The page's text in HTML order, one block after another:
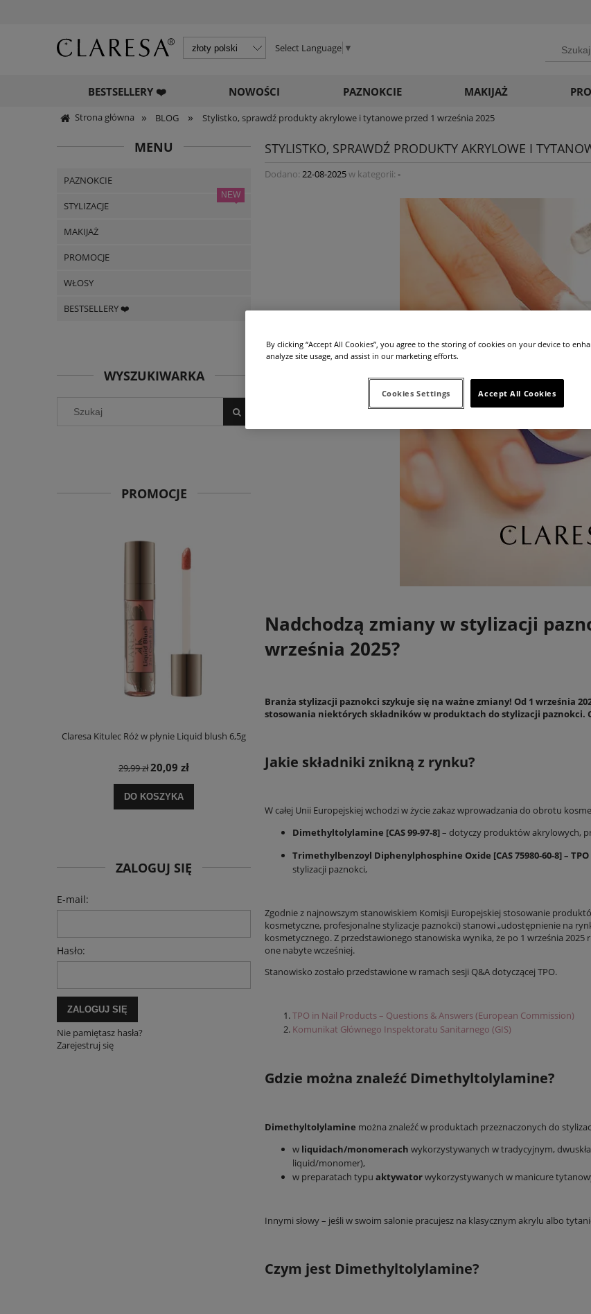
Select Language ▼
BESTSELLERY ❤️ NOWOŚCI PAZNOKCIE MAKIJAŻ
Strona główna » BLOG » Stylistko, sprawdź produkty akrylowe i tytanowe przed 1 września 2025
MENU
PAZNOKCIE
STYLIZACJE
MAKIJAŻ
PROMOCJE
WŁOSY
BESTSELLERY ❤️
WYSZUKIWARKA
PROMOCJE
Claresa Kitulec Róż w płynie Liquid blush 6,5g
29,99 zł20,09 zł
DO KOSZYKA
44,99 zł9,90 zł
ZALOGUJ SIĘ
E-mail:
Hasło:
ZALOGUJ SIĘ
Nie pamiętasz hasła?
Zarejestruj się
STYLISTKO, SPRAWDŹ PRODUKTY AKRYLOWE I
Dodano: 22-08-2025w kategorii: -
Nadchodzą zmiany w stylizacji
września 2025?
Branża stylizacji paznokci szykuje się na ważne zmiany! Od 1 września
stosowania niektórych składników w produktach do stylizacji
Jakie składniki znikną z rynku?
W całej Unii Europejskiej wchodzi w życie zakaz wprowadzania do obrotu
Dimethyltolylamine [CAS 99-97-8]– dotyczy produktów akrylowych,
Trimethylbenzoyl Diphenylphosphine Oxide [CAS 75980-60-8] – TPO
stylizacji paznokci,
Zgodnie z najnowszym stanowiskiem Komisji Europejskiej stosowanie
kosmetyczne, profesjonalne stylizacje paznokci) stanowi „udostępnienie na
kosmetycznego. Z przedstawionego stanowiska wynika, że po 1 września
one nabyte wcześniej.
Stanowisko zostało przedstawione w ramach sesji Q&A dotyczącej TPO.
TPO in Nail Products – Questions & Answers (European Commission)
Komunikat Głównego Inspektoratu Sanitarnego (GIS)
Gdzie można znaleźć Dimethyltolylamine?
Dimethyltolylamine można znaleźć w produktach przeznaczonych do
w liquidach/monomerach wykorzystywanych w tradycyjnym,
liquid/monomer),
w preparatach typu aktywatorwykorzystywanych w manicure
Innymi słowy – jeśli w swoim salonie pracujesz na klasycznym akrylu albo
Czym jest Dimethyltolylamine?
By clicking “Accept All Cookies”, you agree to the storing of cookies on your device to
analyze site usage, and assist in our marketing efforts.
Accept All Cookies
Cookies Settings